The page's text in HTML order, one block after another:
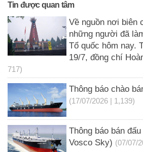
Tin được quan tâm
Về nguồn nơi biên
những người đã
Tổ quốc hôm nay.
19/7, đồng chí
717)
Thông báo chào
(17/07/2026 | 1,139)
Thông báo bán
Vosco Sky) (07/07/